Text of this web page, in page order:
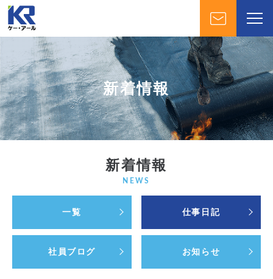
新着情報
新着情報
NEWS
一覧 仕事日記
社員ブログ お知らせ